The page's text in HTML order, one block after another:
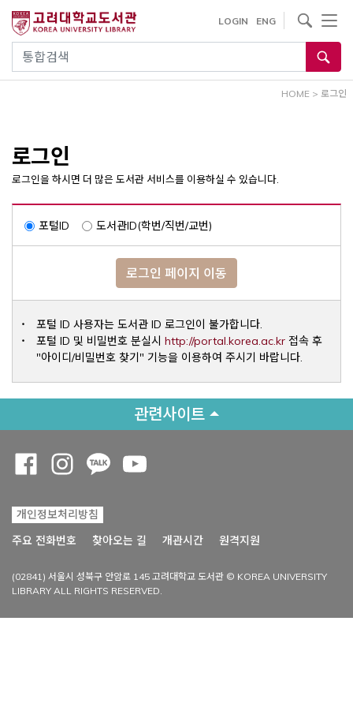
건
통합검색
LOGIN ENG
사이트내 검색
HOME > 로그인
로그인
로그인을 하시면 더 많은 도서관 서비스를 이용하실 수 있습니다.
포털ID 도서관ID(학번/직번/교번)
로그인 페이지 이동
포털 ID 사용자는 도서관 ID 로그인이 불가합니다.
포털 ID 및 비밀번호 분실시 http://portal.korea.ac.krOpens a
접속 후
"아이디/비밀번호 찾기" 기능을 이용하여 주시기 바랍니다.
관련사이트
개인정보처리방침
주요 전화번호
찾아오는 길 개관시간 원격지원
(02841) 서울시 성북구 안암로 145 고려대학교 도서관 © KOREA UNIVERSITY
LIBRARY ALL RIGHTS RESERVED.
Opens a new window
Opens a new window
Opens a new window